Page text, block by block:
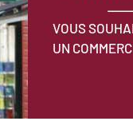
VOUS
UN